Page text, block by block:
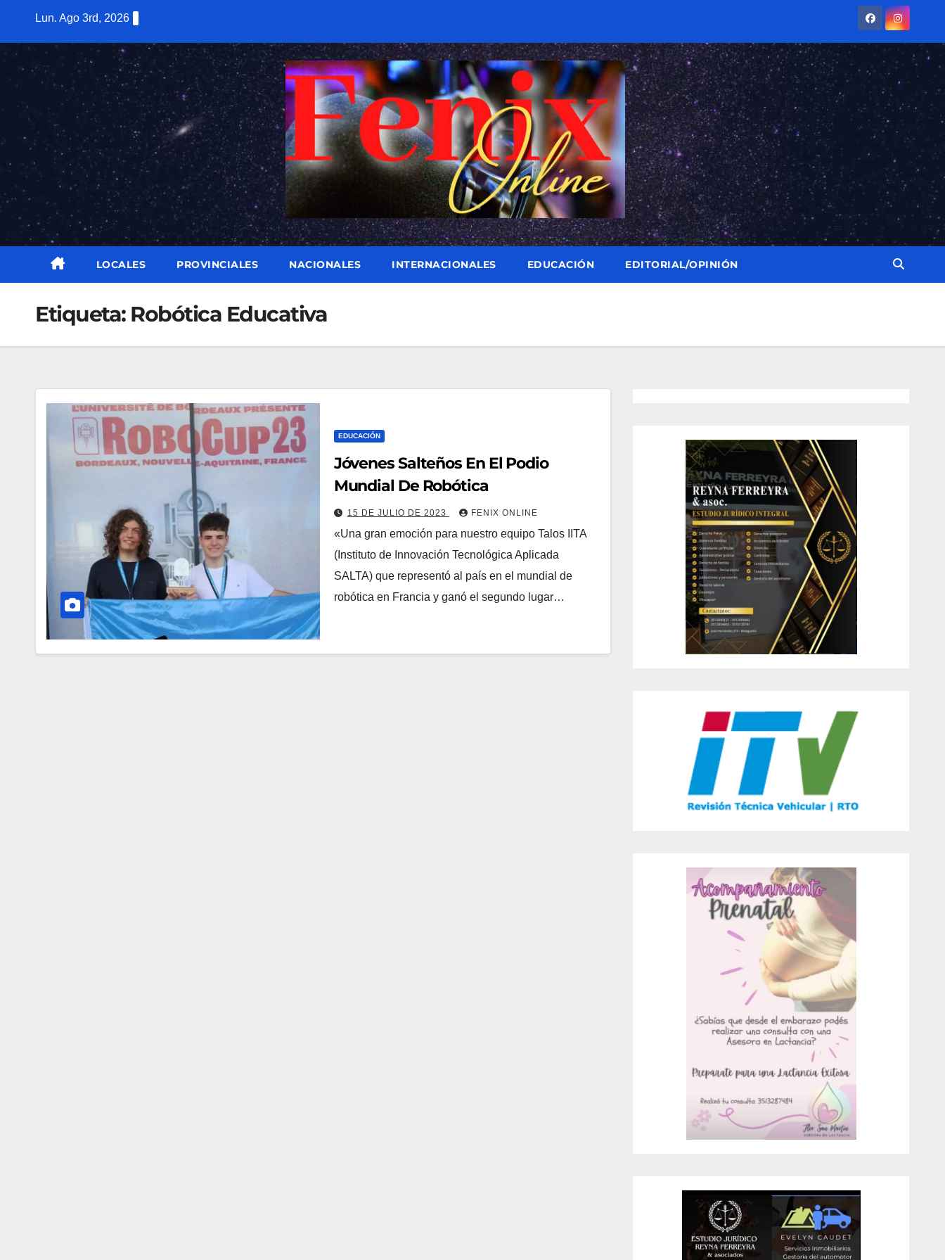
contenido
Lun. Ago 3rd, 2026
LOCALES PROVINCIALES NACIONALES INTERNACIONALES EDUCACIÓN EDITORIAL/OPINIÓN
Etiqueta: Robótica Educativa
EDUCACIÓN
Jóvenes Salteños En El Podio
Mundial De Robótica
15 DE JULIO DE 2023 FENIX ONLINE
«Una gran emoción para nuestro equipo Talos IITA
(Instituto de Innovación Tecnológica Aplicada
SALTA) que representó al país en el mundial de
robótica en Francia y ganó el segundo lugar…